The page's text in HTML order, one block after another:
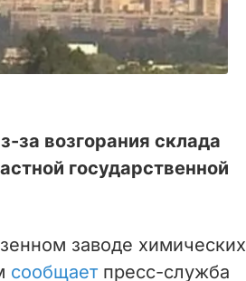
за возгорания склада
государственной
заводе химических
сообщаетпресс-служба